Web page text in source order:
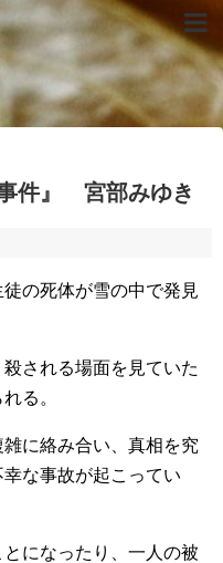
件』 宮部みゆき
の死体が雪の中で発見
される場面を見ていた
る。
に絡み合い、真相を究
な事故が起こってい
になったり、一人の被